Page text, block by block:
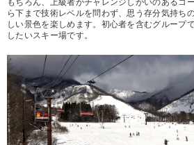
ら下まで技術レベルを問わず、思う存分気持ち
しい景色を楽しめます。初心者を含むグループ
したいスキー場です。